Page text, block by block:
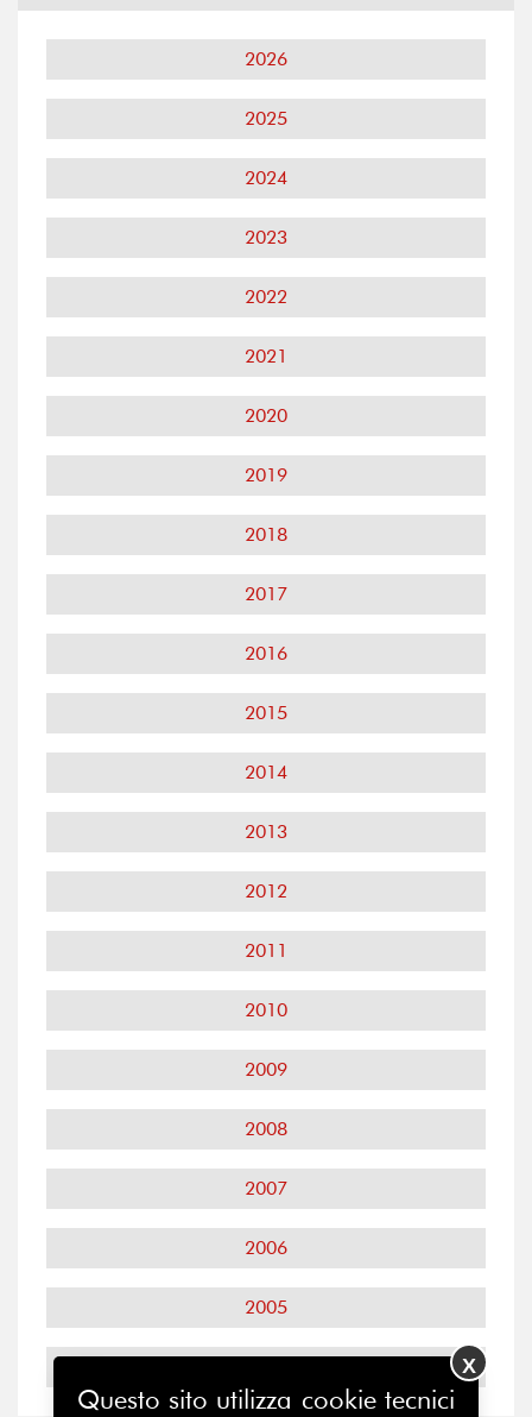
2026
2025
2024
2023
2022
2021
2020
2019
2018
2017
2016
2015
2014
2013
2012
2011
2010
2009
2008
2007
2006
2005
Questo sito utilizza cookie tecnici
X